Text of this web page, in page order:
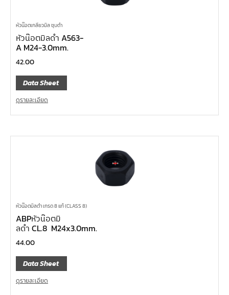
หัวน๊อตเกลียวมิล ชุบดำ
หัวน๊อตมิลดำ A563-
A M24-3.0mm.
42.00
Data Sheet
ดูรายละเอียด
หัวน๊อตมิลดำ เกรด 8 แท้ (CLASS 8)
ABPหัวน๊อตมิ
ลดำ CL.8 M24x3.0mm.
44.00
Data Sheet
ดูรายละเอียด